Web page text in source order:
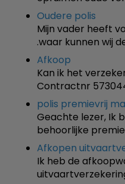
Oudere polis
Mijn vader heeft
.waar kunnen wij
Afkoop
Kan ik het
Contractnr
polis premievrij
Geachte lezer, Ik
behoorlijke
Afkopen
Ik heb de